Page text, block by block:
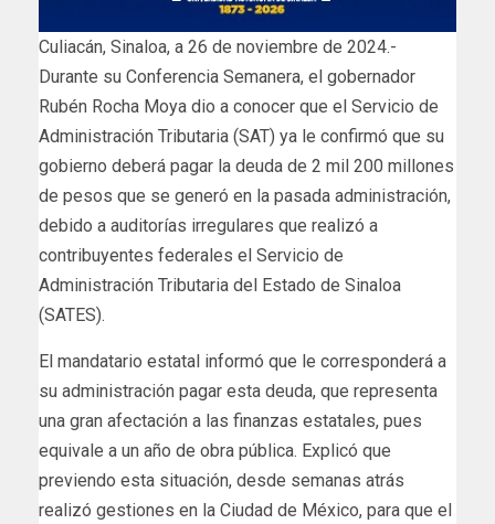
Culiacán, Sinaloa, a 26 de noviembre de 2024.-
Durante su Conferencia Semanera, el gobernador
Rubén Rocha Moya dio a conocer que el Servicio de
Administración Tributaria (SAT) ya le confirmó que su
gobierno deberá pagar la deuda de 2 mil 200 millones
de pesos que se generó en la pasada administración,
debido a auditorías irregulares que realizó a
contribuyentes federales el Servicio de
Administración Tributaria del Estado de Sinaloa
(SATES).
El mandatario estatal informó que le corresponderá a
su administración pagar esta deuda, que representa
una gran afectación a las finanzas estatales, pues
equivale a un año de obra pública. Explicó que
previendo esta situación, desde semanas atrás
realizó gestiones en la Ciudad de México, para que el